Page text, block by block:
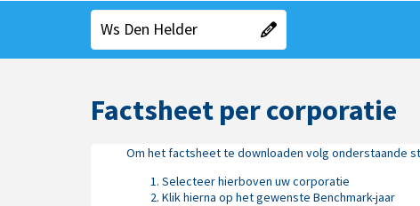
"Kies een gebied"
"Huidige gebied":
Ws Den Helder
Factsheet per corporatie
Om het factsheet te downloaden volg onderstaande
Selecteer hierboven uw corporatie
Klik hierna op het gewenste Benchmark-jaar